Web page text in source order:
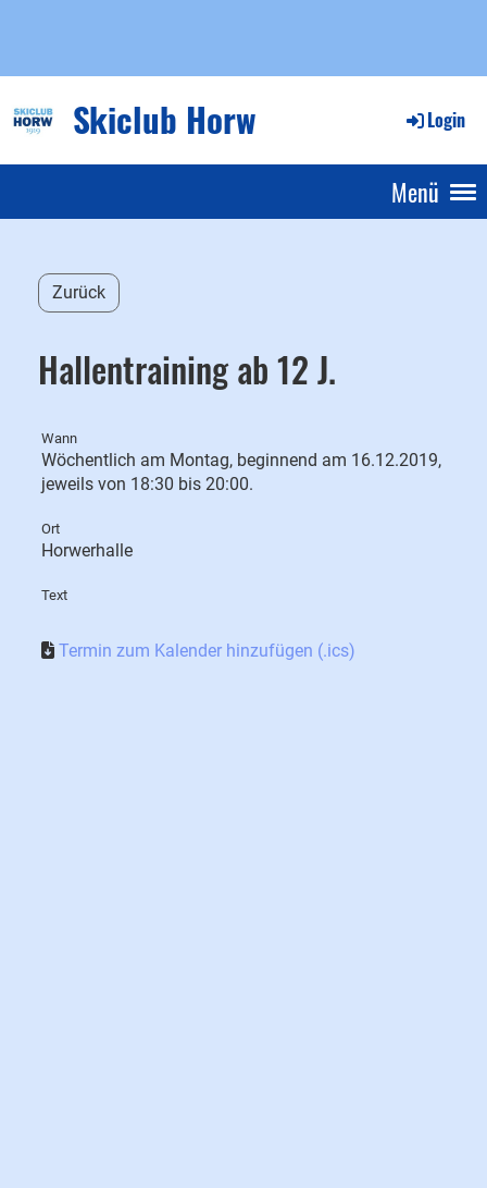
Skiclub Horw Login
Menü
Zurück
Hallentraining ab 12 J.
Wann
Wöchentlich am Montag, beginnend am 16.12.2019,
jeweils von 18:30 bis 20:00.
Ort
Horwerhalle
Text
Termin zum Kalender hinzufügen (.ics)